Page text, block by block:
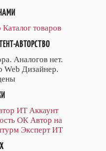
Каталог товаров
АВТОРСТВО
Аналогов нет.
Web Дизайнер.
ИТ Аккаунт
ОК Автор на
Эксперт ИТ